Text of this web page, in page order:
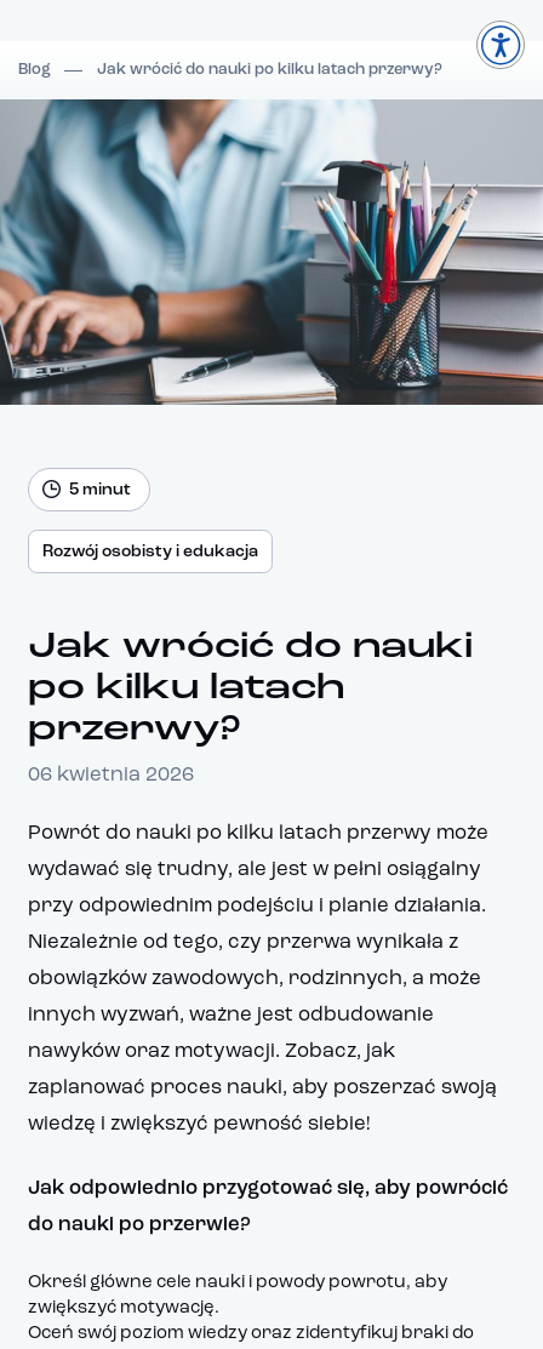
Blog Jak wrócić do nauki po kilku latach przerwy?
5 minut
Rozwój osobisty i edukacja
Jak wrócić do nauki
po kilku latach
przerwy?
06 kwietnia 2026
Powrót do nauki po kilku latach przerwy może
wydawać się trudny, ale jest w pełni osiągalny
przy odpowiednim podejściu i planie działania.
Niezależnie od tego, czy przerwa wynikała z
obowiązków zawodowych, rodzinnych, a może
innych wyzwań, ważne jest odbudowanie
nawyków oraz motywacji. Zobacz, jak
zaplanować proces nauki, aby poszerzać swoją
wiedzę i zwiększyć pewność siebie!
Jak odpowiednio przygotować się, aby powrócić
do nauki po przerwie?
Określ główne cele nauki i powody powrotu, aby
zwiększyć motywację.
Oceń swój poziom wiedzy oraz zidentyfikuj braki do